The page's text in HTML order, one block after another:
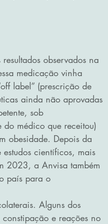
observados na
medicação vinha
label” (prescrição de
ainda não aprovadas
sob
do médico que receitou)
obesidade. Depois da
científicos, mais
2023, a Anvisa também
país para o
Alguns dos
e reações no